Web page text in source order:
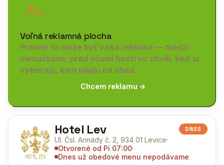
Voľná reklamná plocha
Presne tu môže byť vaša reklama — medzi
menučkami, pred očami hostí vo chvíli, keď si
vyberajú, kam pôjdu na obed.
Chcem reklamu →
Hotel Lev
Ul. Čsl. Armády č. 2, 934 01 Levice
Otvorené od Pi 07:00
Dnes už obedové menu nepodávame
DNES